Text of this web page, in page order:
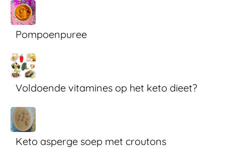
Pompoenpuree
Voldoende vitamines op het keto dieet?
Keto asperge soep met croutons